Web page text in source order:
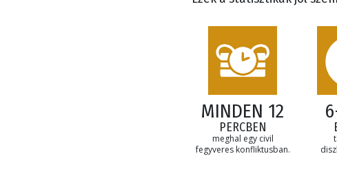
MINDEN 12
PERCBEN
meghal egy civil
fegyveres konfliktusban.